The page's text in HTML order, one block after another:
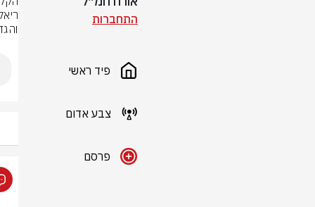
התחברות
פיד ראשי
צבע אדום
פרסם